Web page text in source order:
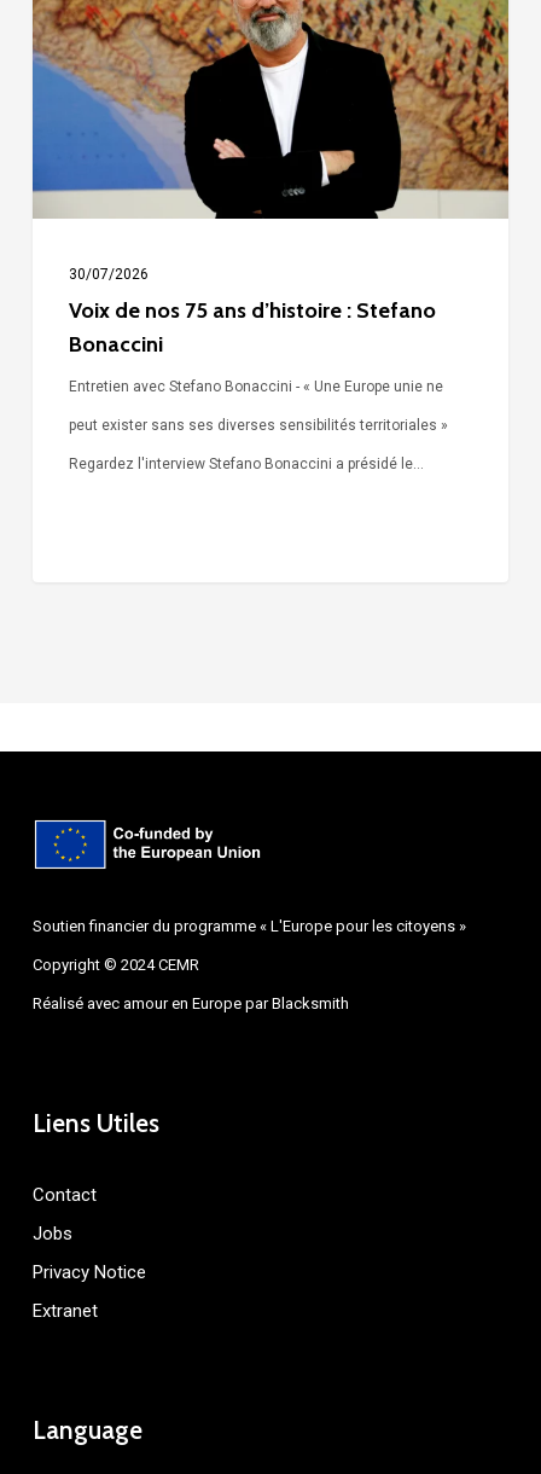
75
ans
d’histoire
Stefano
Bonaccini
30/07/2026
Voix de nos 75 ans d’histoire : Stefano
Bonaccini
Entretien avec Stefano Bonaccini - « Une Europe unie ne
peut exister sans ses diverses sensibilités territoriales »
Regardez l'interview Stefano Bonaccini a présidé le…
Soutien financier du programme « L'Europe pour les citoyens »
Copyright © 2024 CEMR
Réalisé avec amour en Europe parBlacksmith
Liens Utiles
Contact
Jobs
Privacy Notice
Extranet
Language